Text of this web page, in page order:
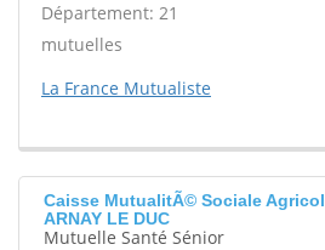
Département: 21
mutuelles
La France Mutualiste
Caisse MutualitÃ© Sociale
ARNAY LE DUC
Mutuelle Santé Sénior